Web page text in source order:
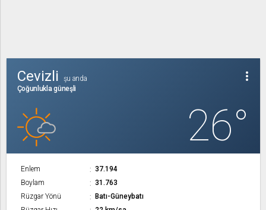
more_vert
Cevizli
şu anda
Çoğunlukla güneşli
26°
Enlem
37.194
Boylam
31.763
Rüzgar Yönü
Batı-Güneybatı